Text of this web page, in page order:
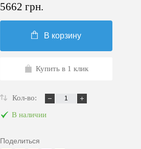
5662 грн.
В корзину
Купить в 1 клик
Кол-во:
В наличии
Поделиться